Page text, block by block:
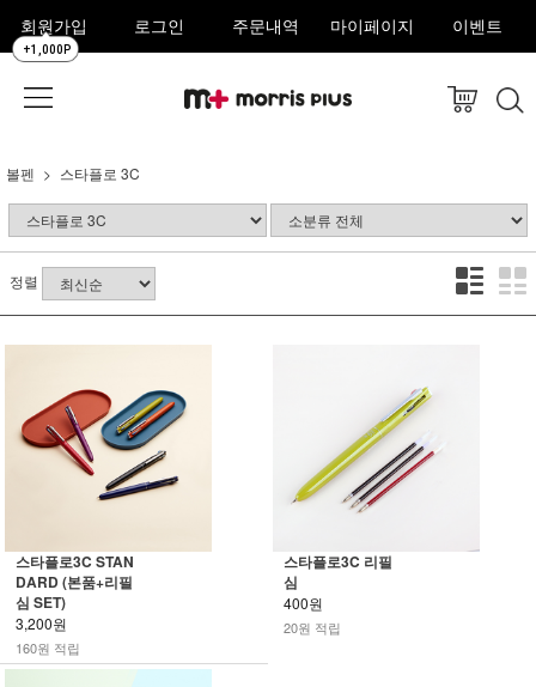
회원가입
+1,000P
로그인 주문내역 마이페이지 이벤트
볼펜 스타플로 3C
정렬
스타플로3C STAN
DARD (본품+리필
심 SET)
3,200원
160원 적립
스타플로3C 리필
심
400원
20원 적립